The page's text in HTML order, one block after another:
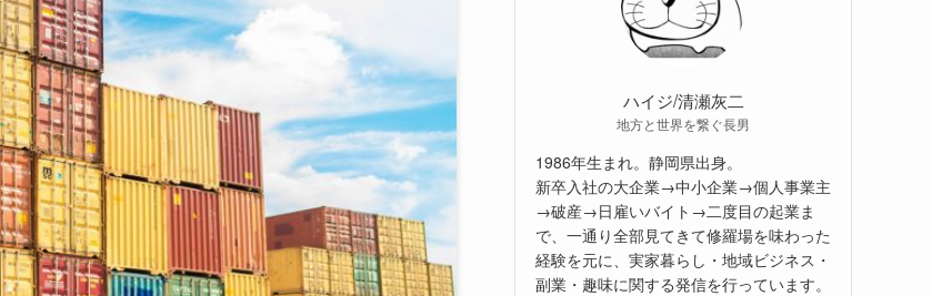
ハイジ/清瀬灰二
地方と世界を繋ぐ長男
1986年生まれ。静岡県出身。
新卒入社の大企業→中小企業→個人事業主
→破産→日雇いバイト→二度目の起業ま
で、一通り全部見てきて修羅場を味わった
経験を元に、実家暮らし・地域ビジネス・
副業・趣味に関する発信を行っています。